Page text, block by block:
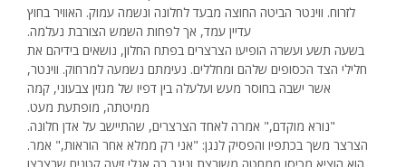
לזרוח. ווינטר הביטה החוצה מבעד לחלונה ונשמה עמוק. האוויר בחוץ
עדיין עמד, אך לפחות השמש הצורבת נעלמה.
בשעה תשע ועשרה הופיעו הצרצרים בפתח החלון, נושאים בידיהם את
חלילי הצד הכסופים שלהם ומחללים. נעימתם נשמעה למרחוק. ווינטר,
אשר ישבה בחוסר מעש ועלעלה בין דפיו של מגזין צבעוני, קמה
ממיטתה, מופתעת מעט.
"נורא מוקדם," אמרה לאחד הצרצרים, שהתיישב על אדן חלונה.
הצרצר משך בכתפיו והפסיק לנגן: "אני רק ממלא אחר הוראות," אמר.